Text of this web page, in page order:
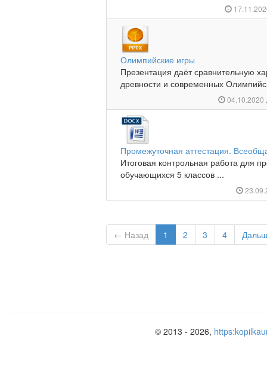
Олимпийские игры
Презентация даёт сравнительную
древности и современных
04.10.2020
Промежуточная аттестация.
Итоговая контрольная работа для
обучающихся 5 классов ...
← Назад 1 2 3 4
© 2013 - 2026,